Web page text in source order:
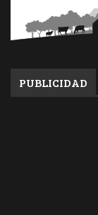
PUBLICIDAD